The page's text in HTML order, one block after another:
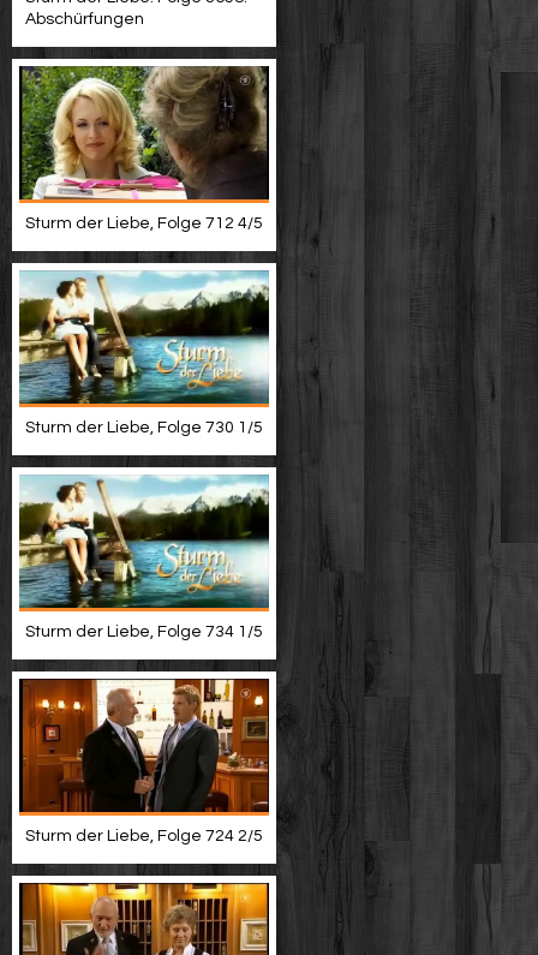
Abschürfungen
Sturm der Liebe, Folge 712 4/5
Sturm der Liebe, Folge 730 1/5
Sturm der Liebe, Folge 734 1/5
Sturm der Liebe, Folge 724 2/5